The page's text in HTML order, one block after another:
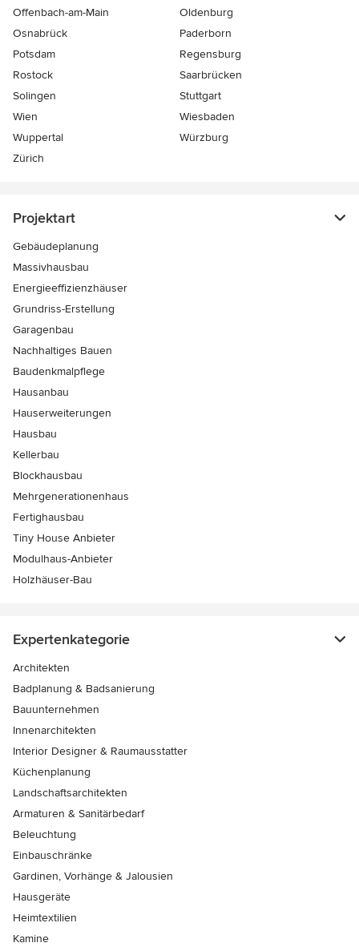
Offenbach-am-Main
Oldenburg
Osnabrück
Paderborn
Potsdam
Regensburg
Rostock
Saarbrücken
Solingen
Stuttgart
Wien
Wiesbaden
Wuppertal
Würzburg
Zürich
Projektart
Gebäudeplanung
Massivhausbau
Energieeffizienzhäuser
Grundriss-Erstellung
Garagenbau
Nachhaltiges Bauen
Baudenkmalpflege
Hausanbau
Hauserweiterungen
Hausbau
Kellerbau
Blockhausbau
Mehrgenerationenhaus
Fertighausbau
Tiny House Anbieter
Modulhaus-Anbieter
Holzhäuser-Bau
Expertenkategorie
Architekten
Badplanung & Badsanierung
Bauunternehmen
Innenarchitekten
Interior Designer & Raumausstatter
Küchenplanung
Landschaftsarchitekten
Armaturen & Sanitärbedarf
Beleuchtung
Einbauschränke
Gardinen, Vorhänge & Jalousien
Hausgeräte
Heimtextilien
Kamine